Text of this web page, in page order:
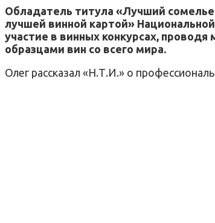
Обладатель титула «Лучший
лучшей винной картой»
участие в винных конкурсах,
образцами вин со всего мира.
Олег рассказал «Н.Т.И.» о